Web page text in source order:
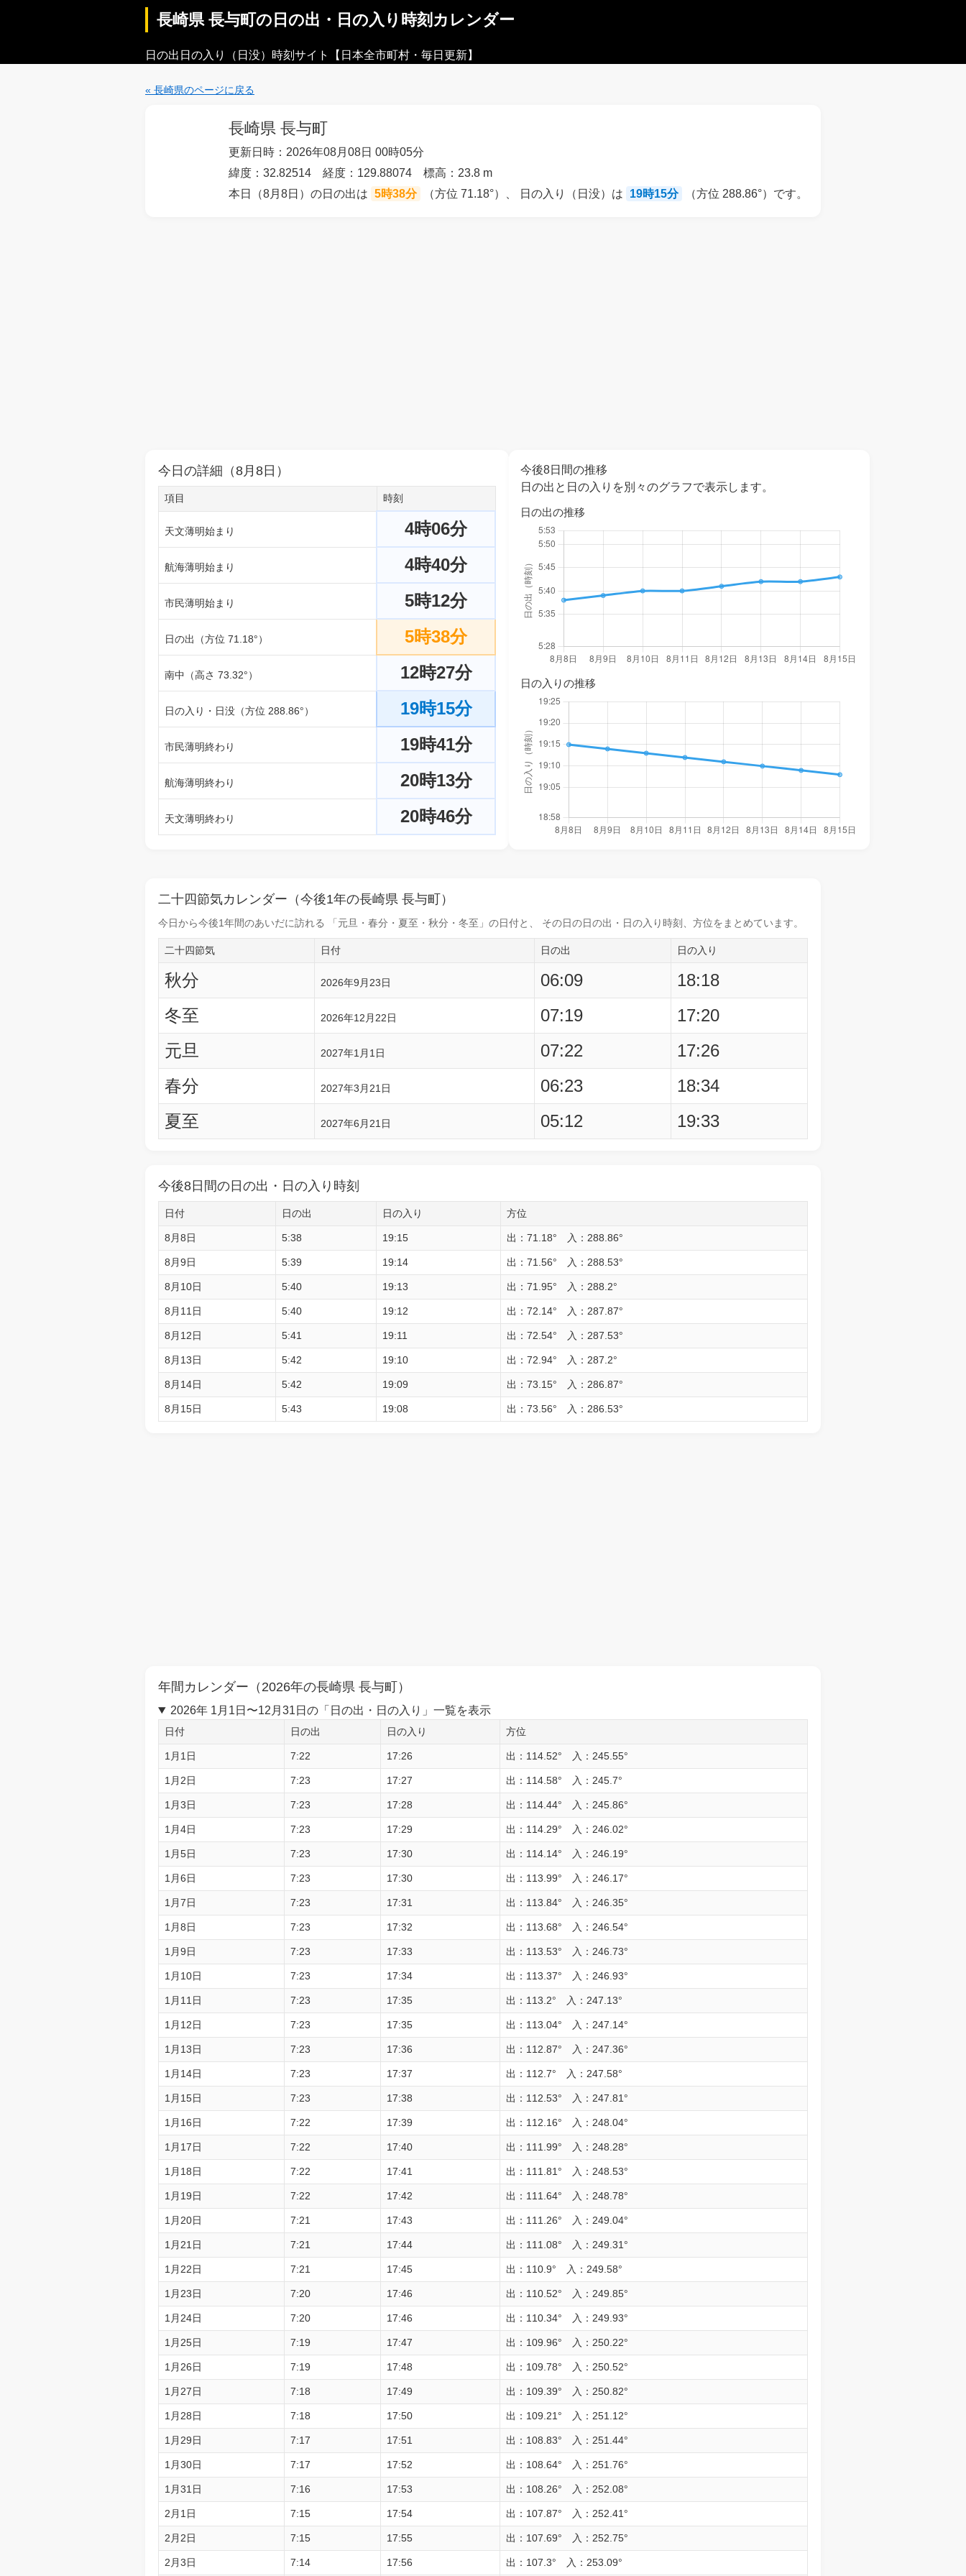
長崎県 長与町の日の出・日の入り時刻カレンダー
日の出日の入り（日没）時刻サイト【日本全市町村・毎日更新】
« 長崎県のページに戻る
長崎県 長与町
更新日時：2026年08月08日 00時05分
緯度：32.82514 経度：129.88074 標高：23.8 m
本日（8月8日）の日の出は 5時38分 （方位 71.18°）、 日の入り（日没）は 19時15分 （方位 288.86°）です。
今日の詳細（8月8日）
項目 時刻
天文薄明始まり 4時06分
航海薄明始まり 4時40分
市民薄明始まり 5時12分
日の出（方位 71.18°） 5時38分
南中（高さ 73.32°） 12時27分
日の入り・日没（方位 288.86°） 19時15分
市民薄明終わり 19時41分
航海薄明終わり 20時13分
天文薄明終わり 20時46分
今後8日間の推移
日の出と日の入りを別々のグラフで表示します。
日の出の推移
日の入りの推移
二十四節気カレンダー（今後1年の長崎県 長与町）
今日から今後1年間のあいだに訪れる 「元旦・春分・夏至・秋分・冬至」の日付と、 その日の日の出・日の入り時刻 、方位をまとめています。
二十四節気 日付 日の出 日の入り
秋分 2026年9月23日 06:09
18:18
冬至
2026年12月22日 07:19
17:20
元旦
2027年1月1日 07:22
17:26
春分
2027年3月21日 06:23
18:34
夏至
2027年6月21日 05:12 19:33
今後8日間の日の出・日の入り時刻
日付 日の出 日の入り 方位
8月8日 5:38 19:15 出：71.18° 入：288.86°
8月9日 5:39 19:14 出：71.56° 入：288.53°
8月10日 5:40 19:13 出：71.95° 入：288.2°
8月11日 5:40 19:12 出：72.14° 入：287.87°
8月12日 5:41 19:11 出：72.54° 入：287.53°
8月13日 5:42 19:10 出：72.94° 入：287.2°
8月14日 5:42 19:09 出：73.15° 入：286.87°
8月15日 5:43 19:08 出：73.56° 入：286.53°
年間カレンダー（2026年の長崎県 長与町）
2026年 1月1日〜12月31日の「日の出・日の入り」一覧を表示
日付 日の出 日の入り 方位
1月1日 7:22 17:26 出：114.52° 入：245.55°
1月2日 7:23 17:27 出：114.58° 入：245.7°
1月3日 7:23 17:28 出：114.44° 入：245.86°
1月4日 7:23 17:29 出：114.29° 入：246.02°
1月5日 7:23 17:30 出：114.14° 入：246.19°
1月6日 7:23 17:30 出：113.99° 入：246.17°
1月7日 7:23 17:31 出：113.84° 入：246.35°
1月8日 7:23 17:32 出：113.68° 入：246.54°
1月9日 7:23 17:33 出：113.53° 入：246.73°
1月10日 7:23 17:34 出：113.37° 入：246.93°
1月11日 7:23 17:35 出：113.2° 入：247.13°
1月12日 7:23 17:35 出：113.04° 入：247.14°
1月13日 7:23 17:36 出：112.87° 入：247.36°
1月14日 7:23 17:37 出：112.7° 入：247.58°
1月15日 7:23 17:38 出：112.53° 入：247.81°
1月16日 7:22 17:39 出：112.16° 入：248.04°
1月17日 7:22 17:40 出：111.99° 入：248.28°
1月18日 7:22 17:41 出：111.81° 入：248.53°
1月19日 7:22 17:42 出：111.64° 入：248.78°
1月20日 7:21 17:43 出：111.26° 入：249.04°
1月21日 7:21 17:44 出：111.08° 入：249.31°
1月22日 7:21 17:45 出：110.9° 入：249.58°
1月23日 7:20 17:46 出：110.52° 入：249.85°
1月24日 7:20 17:46 出：110.34° 入：249.93°
1月25日 7:19 17:47 出：109.96° 入：250.22°
1月26日 7:19 17:48 出：109.78° 入：250.52°
1月27日 7:18 17:49 出：109.39° 入：250.82°
1月28日 7:18 17:50 出：109.21° 入：251.12°
1月29日 7:17 17:51 出：108.83° 入：251.44°
1月30日 7:17 17:52 出：108.64° 入：251.76°
1月31日 7:16 17:53 出：108.26° 入：252.08°
2月1日 7:15 17:54 出：107.87° 入：252.41°
2月2日 7:15 17:55 出：107.69° 入：252.75°
2月3日 7:14 17:56 出：107.3° 入：253.09°